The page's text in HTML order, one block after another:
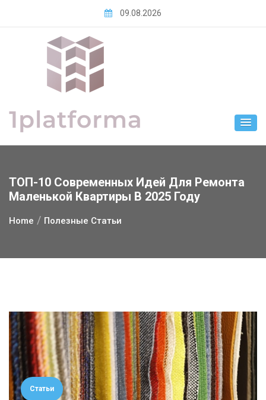
09.08.2026
ТОП-10 Современных Идей Для Ремонта
Маленькой Квартиры В 2025 Году
Home Полезные Статьи
Статьи